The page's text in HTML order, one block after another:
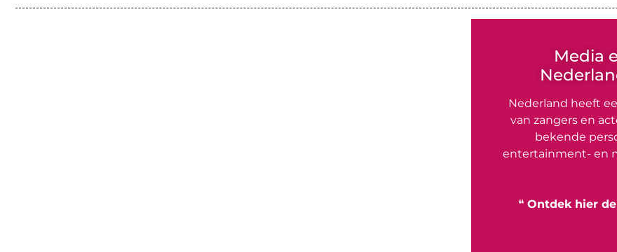
Media
Nederland heeft
van zangers en
bekende
entertainment- en
❝ Ontdek hier